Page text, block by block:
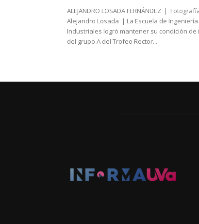
ALEJANDRO LOSADA FERNÁNDEZ |
Alejandro Losada | La Escuela de Ingeniería
Industriales logró mantener su condición de
del grupo A del Trofeo Rector...